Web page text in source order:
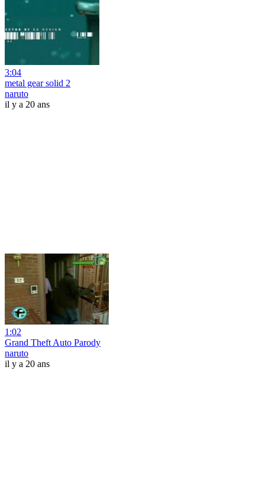
3:04
metal gear solid 2
naruto
il y a 20 ans
1:02
Grand Theft Auto Parody
naruto
il y a 20 ans